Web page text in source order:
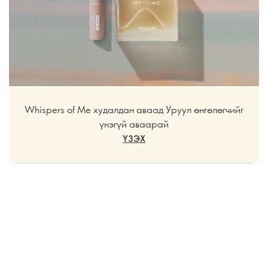
Whispers of Me худалдан аваад Уруул өнгөлөгчийг
үнэгүй аваарай
ҮЗЭХ